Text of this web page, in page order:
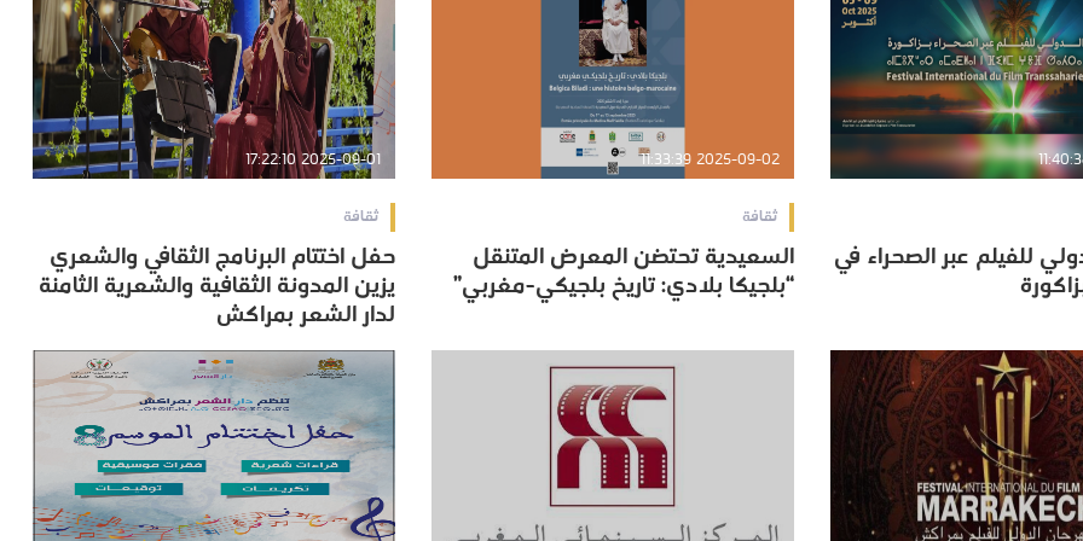
للفيلم عبر الصحراء في
للفيلم عبر الصحراء في
2025-09-02 11:33:39
ثقافة
السعيدية تحتضن المعرض المتنقل
“بلجيكا بلادي: تاريخ بلجيكي-مغربي”
السعيدية تحتضن المعرض المتنقل
“بلجيكا بلادي: تاريخ بلجيكي-مغربي”
2025-09-01 17:22:10
ثقافة
حفل اختتام البرنامج الثقافي والشعري
يزين المدونة الثقافية والشعرية الثامنة
لدار الشعر بمراكش
حفل اختتام البرنامج الثقافي والشعري
يزين المدونة الثقافية والشعرية الثامنة
لدار الشعر بمراكش